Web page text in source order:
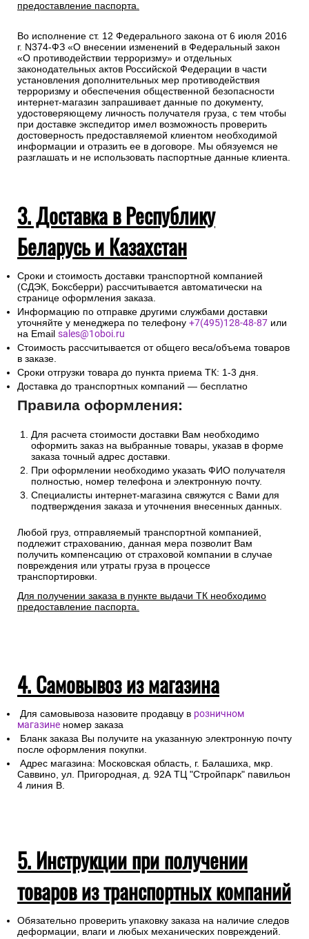
предоставление паспорта.
Во исполнение ст. 12 Федерального закона от 6 июля 2016
г. N374-ФЗ «О внесении изменений в Федеральный закон
«О противодействии терроризму» и отдельных
законодательных актов Российской Федерации в части
установления дополнительных мер противодействия
терроризму и обеспечения общественной безопасности
интернет-магазин запрашивает данные по документу,
удостоверяющему личность получателя груза, с тем чтобы
при доставке экспедитор имел возможность проверить
достоверность предоставляемой клиентом необходимой
информации и отразить ее в договоре. Мы обязуемся не
разглашать и не использовать паспортные данные клиента.
3. Доставка в Республику
Беларусь и Казахстан
Сроки и стоимость доставки транспортной компанией
(СДЭК, Боксберри) рассчитывается автоматически на
странице оформления заказа.
Информацию по отправке другими службами доставки
уточняйте у менеджера по телефону +7(495)128-48-87 или
на Email sales@1oboi.ru
Стоимость рассчитывается от общего веса/объема товаров
в заказе.
Сроки отгрузки товара до пункта приема ТК: 1-3 дня.
Доставка до транспортных компаний — бесплатно
Правила оформления:
Для расчета стоимости доставки Вам необходимо
оформить заказ на выбранные товары, указав в форме
заказа точный адрес доставки.
При оформлении необходимо указать ФИО получателя
полностью, номер телефона и электронную почту.
Специалисты интернет-магазина свяжутся с Вами для
подтверждения заказа и уточнения внесенных данных.
Любой груз, отправляемый транспортной компанией,
подлежит страхованию, данная мера позволит Вам
получить компенсацию от страховой компании в случае
повреждения или утраты груза в процессе
транспортировки.
Для получении заказа в пункте выдачи ТК необходимо
предоставление паспорта.
4. Самовывоз из магазина
Для самовывоза назовите продавцу в розничном
магазине номер заказа
Бланк заказа Вы получите на указанную электронную почту
после оформления покупки.
Адрес магазина: Московская область, г. Балашиха, мкр.
Саввино, ул. Пригородная, д. 92А ТЦ "Стройпарк" павильон
4 линия В.
5. Инструкции при получении
товаров из транспортных компаний
Обязательно проверить упаковку заказа на наличие следов
деформации, влаги и любых механических повреждений.